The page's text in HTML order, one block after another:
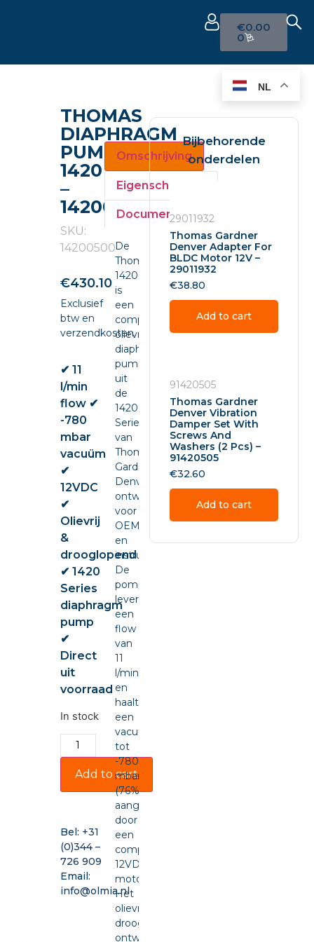
€0.00
0
THOMAS
DIAPHRAGM
PUMP
1420
–
14200500
SKU:
14200500
€430.10
Exclusief
btw en
verzendkosten.
✔ 11
l/min
flow ✔
-780
mbar
vacuüm
✔
12VDC
✔
Olievrij
&
drooglopend
✔ 1420
Series
diaphragm
pump
✔
Direct
uit
voorraad
In stock
Add to cart
Bel: +31
(0)344 –
726 909
Email:
info@olmia.nl
Omschrijving
Eigenschappen
Documenten
De
Thomas
14200500
is
een
compacte
olievrije
diaphragm
pump
uit
de
1420
Series
van
Thomas
Gardner
Denver,
ontwikkeld
voor
OEM-
en
instrumentintegratie.
De
pomp
levert
een
flow
van
11
l/min
en
haalt
een
vacuüm
tot
-780
mbar
(76%),
aangedreven
door
een
compacte
12VDC-
motor.
Het
olievrije,
drooglopende
ontwerp
Bijbehorende
onderdelen
29011932
Thomas Gardner
Denver Adapter For
BLDC Motor 12V –
29011932
€38.80
Add to cart
91420505
Thomas Gardner
Denver Vibration
Damper Set With
Screws And
Washers (2 Pcs) –
91420505
€32.60
Add to cart
NL